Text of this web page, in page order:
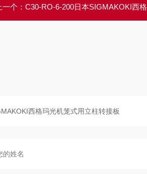
一个： C30-RO-6-200日本SIGMAKOKI西格玛光机笼式用导杆